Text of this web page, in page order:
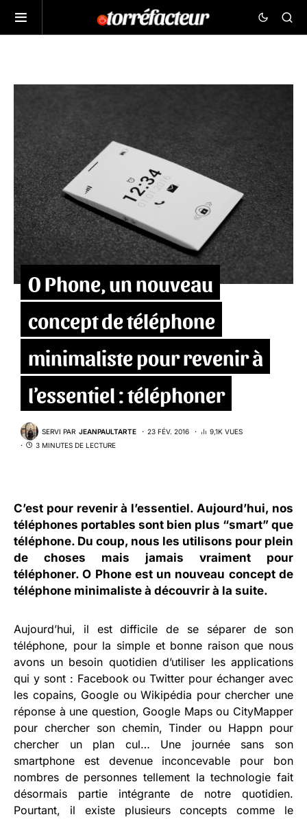
O Phone, un nouveau
concept de téléphone
minimaliste pour revenir à
l’essentiel : téléphoner
SERVI PAR JEANPAULTARTE 23 FÉV. 2016
9,1K VUES
3 MINUTES DE LECTURE
C’est pour revenir à l’essentiel. Aujourd’hui, nos
téléphones portables sont bien plus “smart” que
téléphone. Du coup, nous les utilisons pour plein
de choses mais jamais vraiment pour
téléphoner. O Phone est un nouveau concept de
téléphone minimaliste à découvrir à la suite.
Aujourd’hui, il est difficile de se séparer de son
téléphone, pour la simple et bonne raison que nous
avons un besoin quotidien d’utiliser les applications
qui y sont : Facebook ou Twitter pour échanger avec
les copains, Google ou Wikipédia pour chercher une
réponse à une question, Google Maps ou CityMapper
pour chercher son chemin, Tinder ou Happn pour
chercher un plan cul… Une journée sans son
smartphone est devenue inconcevable pour bon
nombres de personnes tellement la technologie fait
désormais partie intégrante de notre quotidien.
Pourtant, il existe plusieurs concepts comme le